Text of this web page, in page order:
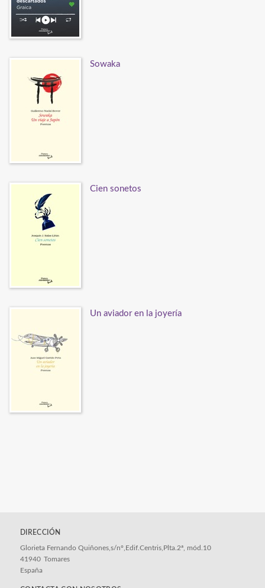
Sowaka
Cien sonetos
Un aviador en la joyería
DIRECCIÓN
Glorieta Fernando Quiñones,s/nº,Edif.Centris,Plta.2ª, mód.10
41940 Tomares
España